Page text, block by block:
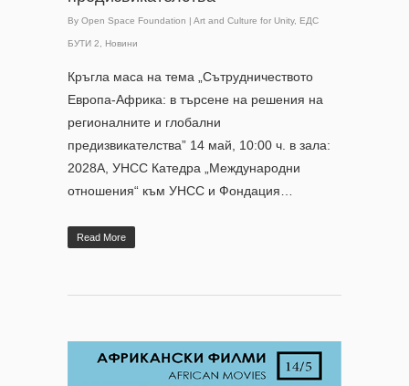
By Open Space Foundation | Art and Culture for Unity, ЕДС
БУТИ 2, Новини
Кръгла маса на тема „Сътрудничеството
Европа-Африка: в търсене на решения на
регионалните и глобални
предизвикателства” 14 май, 10:00 ч. в зала:
2028A, УНСС Катедра „Международни
отношения“ към УНСС и Фондация…
Read More